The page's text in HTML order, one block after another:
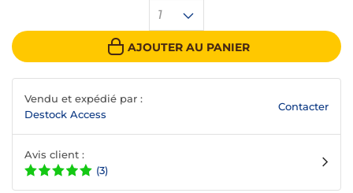
1
AJOUTER AU PANIER
Vendu et expédié par :
Destock Access
Contacter
Avis client :
(3)